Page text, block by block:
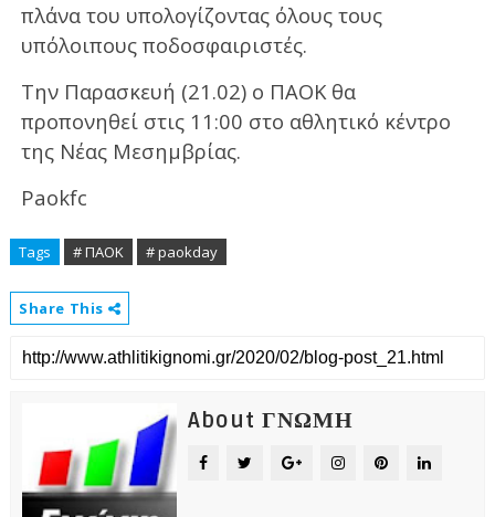
πλάνα του υπολογίζοντας όλους τους
υπόλοιπους ποδοσφαιριστές.
Την Παρασκευή (21.02) ο ΠΑΟΚ θα
προπονηθεί στις 11:00 στο αθλητικό κέντρο
της Νέας Μεσημβρίας.
Paokfc
Tags # ΠΑΟΚ # paokday
Share This
About ΓΝΩΜΗ